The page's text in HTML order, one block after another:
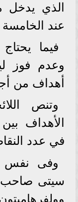
الذي يدخل
عند الخامسة
فيما
وعدم فوز
أهداف من
وتنص
الأهداف
في عدد
وفى نفس
سيتى صاحب